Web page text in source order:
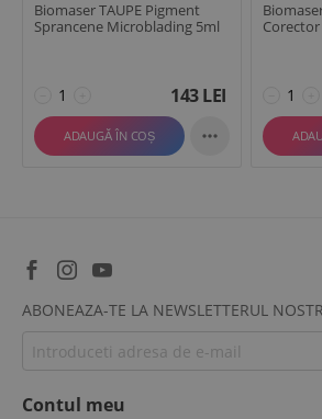
Biomaser TAUPE Pigment
Sprancene Microblading 5ml
143LEI
ADAUGĂ ÎN COȘ 
ABONEAZA-TE LA NEWSLETTERUL
Contul meu